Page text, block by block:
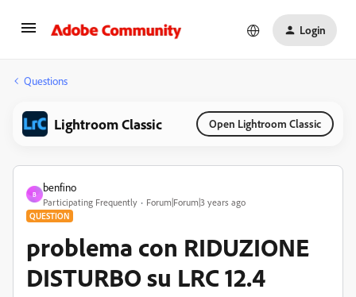
Login
Questions
Lightroom Classic Open Lightroom Classic
B
benfino
Participating Frequently Forum|Forum|3 years ago
QUESTION
problema con RIDUZIONE
DISTURBO su LRC 12.4